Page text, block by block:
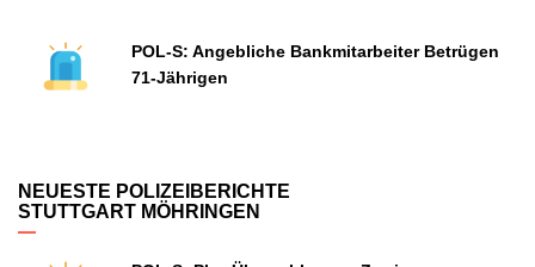
POL-S: Angebliche Bankmitarbeiter Betrügen
71-Jährigen
NEUESTE POLIZEIBERICHTE
STUTTGART MÖHRINGEN